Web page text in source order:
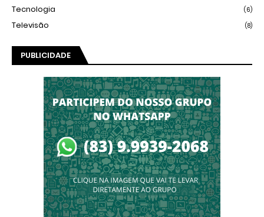
Tecnologia (6)
Televisão (8)
PUBLICIDADE